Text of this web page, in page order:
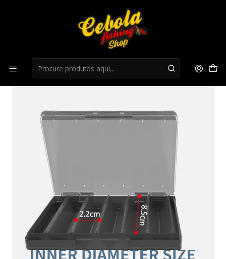
Ferramentas e Acessorios
Caixa Mebao MBD4-0203 Preto